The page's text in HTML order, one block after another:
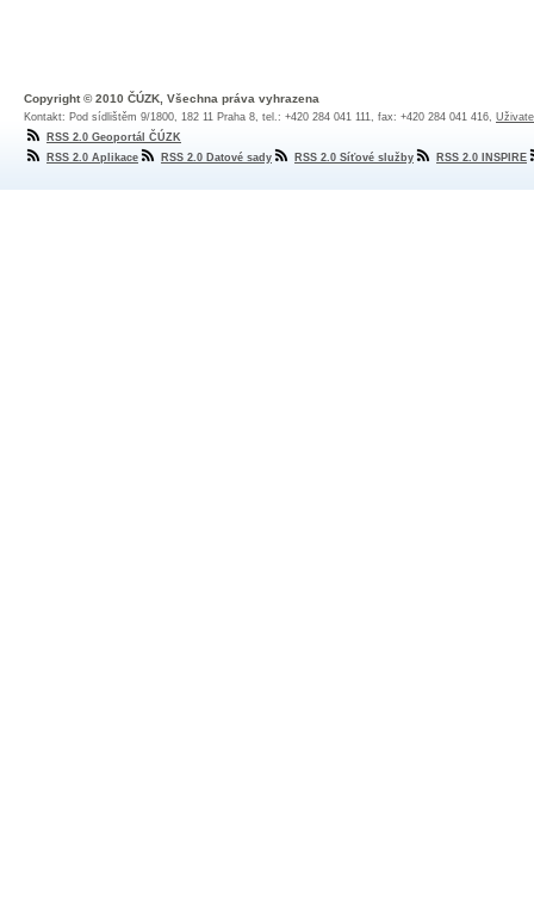
Copyright © 2010 ČÚZK, Všechna práva vyhrazena
Kontakt: Pod sídlištěm 9/1800, 182 11 Praha 8, tel.: +420 284 041 111, fax: +420 284 041 416,
RSS 2.0 Geoportál ČÚZK
RSS 2.0 Aplikace
RSS 2.0 Datové sady RSS 2.0 Síťové služby RSS 2.0 INSPIRE